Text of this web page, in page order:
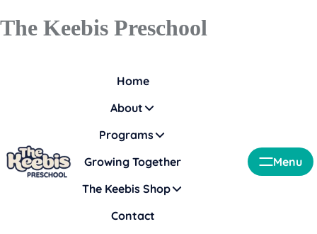
The Keebis Preschool
Menu
Home
About
Programs
Growing Together
The Keebis Shop
Contact